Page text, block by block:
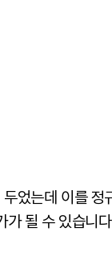
었는데 이를 정
가 될 수 있습니